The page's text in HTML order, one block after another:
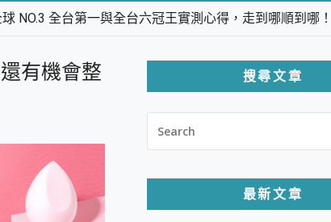
NO.3 全台第一與全台六冠王實測心得，走到哪順到哪！
開箱 評測
能防水雲端攝影機 SpotCam Solo 3 2.5K高畫質戶外攝影
箱評價，AI輕薄商務筆電 Copilot+ PC
影像、持久續航與 IP69K 高防護
玻璃、藍寶石鏡頭貼與軍規防摔殼完整開箱評價
筆電 開箱 評測
冰藍限定版本 開箱 評測
有機會整
搜尋文章
FOR:
最新文章